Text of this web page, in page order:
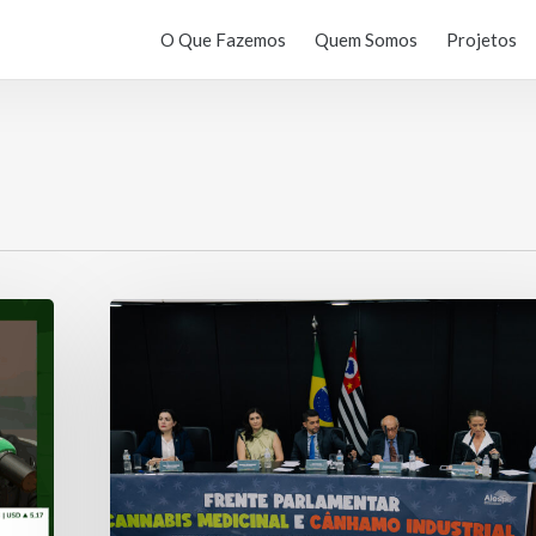
O Que Fazemos Quem Somos Projetos
Artigo
Transparência
fortalece
o